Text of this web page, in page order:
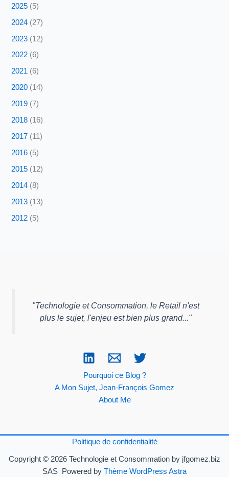
2025 (5)
2024 (27)
2023 (12)
2022 (6)
2021 (6)
2020 (14)
2019 (7)
2018 (16)
2017 (11)
2016 (5)
2015 (12)
2014 (8)
2013 (13)
2012 (5)
"Technologie et Consommation, le Retail n'est
plus le sujet, l'enjeu est bien plus grand... "
Pourquoi ce Blog ?
A Mon Sujet, Jean-François Gomez
About Me
Politique de confidentialité
Copyright © 2026 Technologie et Consommation by jfgomez.biz
SAS Powered by Thème WordPress Astra